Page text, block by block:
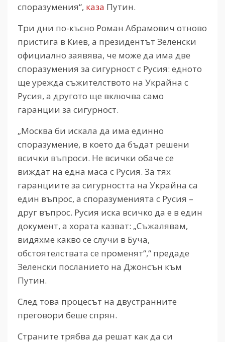
споразумения“, каза Путин.
Три дни по-късно Роман Абрамович отново
пристига в Киев, а президентът Зеленски
официално заявява, че може да има две
споразумения за сигурност с Русия: едното
ще урежда съжителството на Украйна с
Русия, а другото ще включва само
гаранции за сигурност.
„Москва би искала да има единно
споразумение, в което да бъдат решени
всички въпроси. Не всички обаче се
виждат на една маса с Русия. За тях
гаранциите за сигурността на Украйна са
един въпрос, а споразуменията с Русия –
друг въпрос. Русия иска всичко да е в един
документ, а хората казват: „Съжалявам,
видяхме какво се случи в Буча,
обстоятелствата се променят“,“ предаде
Зеленски посланието на Джонсън към
Путин.
След това процесът на двустранните
преговори беше спрян.
Страните трябва да решат как да си